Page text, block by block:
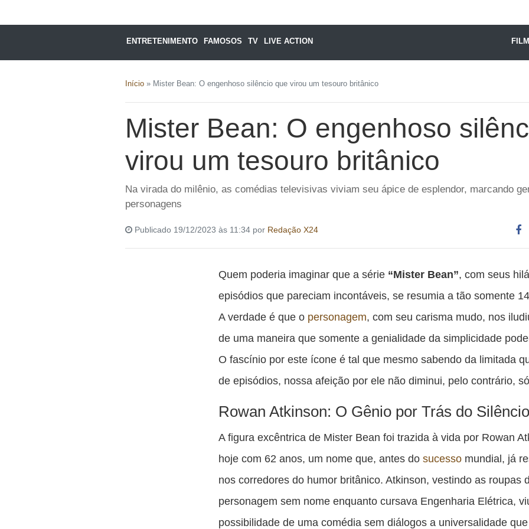
ENTRETENIMENTO FAMOSOS TV LIVE ACTION
Início » Mister Bean: O engenhoso silêncio que virou um tesouro britânico
Mister Bean: O engenhoso
virou um tesouro britânico
Na virada do milênio, as comédias televisivas viviam seu ápice de esplendor, marcando
personagens
Publicado 19/12/2023 às 11:34 por Redação X24
Quem poderia imaginar que a série “Mister Bean”, com seus
episódios que pareciam incontáveis, se resumia a tão somente
A verdade é que o personagem, com seu carisma mudo, nos
de uma maneira que somente a genialidade da simplicidade
O fascínio por este ícone é tal que mesmo sabendo da limitada
de episódios, nossa afeição por ele não diminui, pelo contrário,
Rowan Atkinson: O Gênio por Trás do Silêncio
A figura excêntrica de Mister Bean foi trazida à vida por Rowan
hoje com 62 anos, um nome que, antes dosucesso mundial, já
nos corredores do humor britânico. Atkinson, vestindo as roupas
personagem sem nome enquanto cursava Engenharia Elétrica,
possibilidade de uma comédia sem diálogos a universalidade que